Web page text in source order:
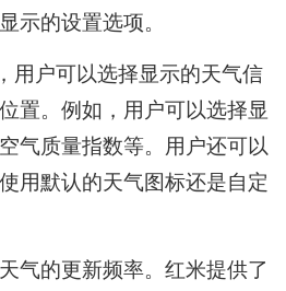
示的设置选项。
用户可以选择显示的天气信
置。例如，用户可以选择显
气质量指数等。用户还可以
用默认的天气图标还是自定
气的更新频率。红米提供了